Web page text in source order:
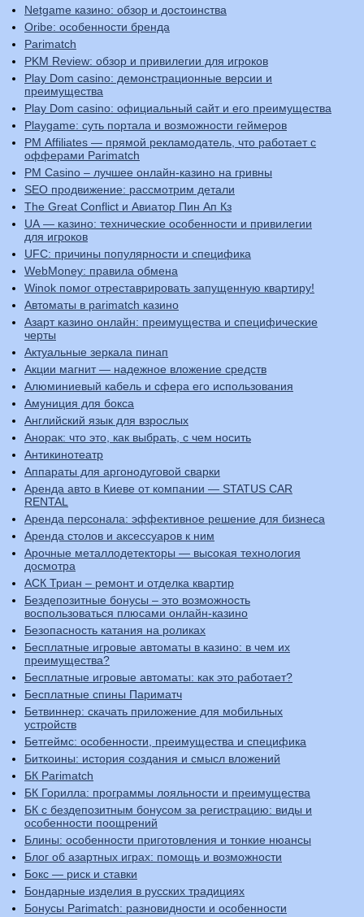
Netgame казино: обзор и достоинства
Oribe: особенности бренда
Parimatch
PKM Review: обзор и привилегии для игроков
Play Dom casino: демонстрационные версии и
преимущества
Play Dom casino: официальный сайт и его преимущества
Playgame: суть портала и возможности геймеров
PM Affiliates — прямой рекламодатель, что работает с
офферами Parimatch
PM Casino – лучшее онлайн-казино на гривны
SEO продвижение: рассмотрим детали
The Great Conflict и Авиатор Пин Ап Кз
UA — казино: технические особенности и привилегии
для игроков
UFC: причины популярности и специфика
WebMoney: правила обмена
Winok помог отреставрировать запущенную квартиру!
Автоматы в parimatch казино
Азарт казино онлайн: преимущества и специфические
черты
Актуальные зеркала пинап
Акции магнит — надежное вложение средств
Алюминиевый кабель и сфера его использования
Амуниция для бокса
Английский язык для взрослых
Анорак: что это, как выбрать, с чем носить
Антикинотеатр
Аппараты для аргонодуговой сварки
Аренда авто в Киеве от компании — STATUS CAR
RENTAL
Аренда персонала: эффективное решение для бизнеса
Аренда столов и аксессуаров к ним
Арочные металлодетекторы — высокая технология
досмотра
АСК Триан – ремонт и отделка квартир
Бездепозитные бонусы – это возможность
воспользоваться плюсами онлайн-казино
Безопасность катания на роликах
Бесплатные игровые автоматы в казино: в чем их
преимущества?
Бесплатные игровые автоматы: как это работает?
Бесплатные спины Париматч
Бетвиннер: скачать приложение для мобильных
устройств
Бетгеймс: особенности, преимущества и специфика
Биткоины: история создания и смысл вложений
БК Parimatch
БК Горилла: программы лояльности и преимущества
БК с бездепозитным бонусом за регистрацию: виды и
особенности поощрений
Блины: особенности приготовления и тонкие нюансы
Блог об азартных играх: помощь и возможности
Бокс — риск и ставки
Бондарные изделия в русских традициях
Бонусы Parimatch: разновидности и особенности